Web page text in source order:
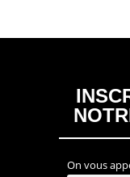
On vous